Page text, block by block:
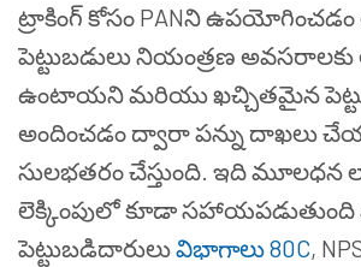
ట్రాకింగ్ కోసం PANని ఉపయోగించడం
పెట్టుబడులు నియంత్రణ
ఉంటాయని మరియు ఖచ్చితమైన
అందించడం ద్వారా పన్ను దాఖలు
సులభతరం చేస్తుంది. ఇది
లెక్కింపులో కూడా
పెట్టుబడిదారులువిభాగాలు 80C,